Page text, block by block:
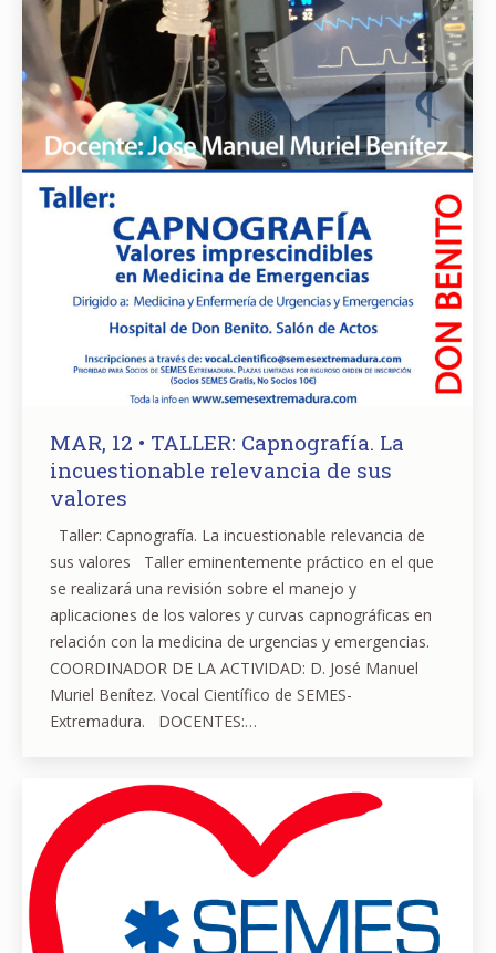
MAR, 12 • TALLER: Capnografía. La
incuestionable relevancia de sus
valores
Taller: Capnografía. La incuestionable relevancia de
sus valores Taller eminentemente práctico en el que
se realizará una revisión sobre el manejo y
aplicaciones de los valores y curvas capnográficas en
relación con la medicina de urgencias y emergencias.
COORDINADOR DE LA ACTIVIDAD: D. José Manuel
Muriel Benítez. Vocal Científico de SEMES-
Extremadura. DOCENTES:…